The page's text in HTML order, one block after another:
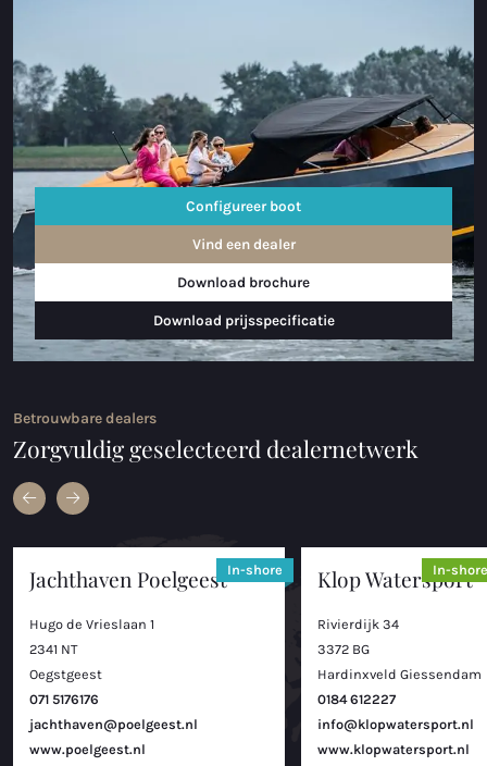
Configureer boot
Vind een dealer
Download brochure
Download prijsspecificatie
Betrouwbare dealers
Zorgvuldig geselecteerd dealernetwerk
Jachthaven Poelgeest
Hugo de Vrieslaan 1
2341 NT
Oegstgeest
071 5176176
jachthaven@poelgeest.nl
www.poelgeest.nl
In-shore Klop Watersport
Rivierdijk 34
3372 BG
Hardinxveld Giessendam
0184 612227
info@klopwatersport.nl
www.klopwatersport.nl
In-